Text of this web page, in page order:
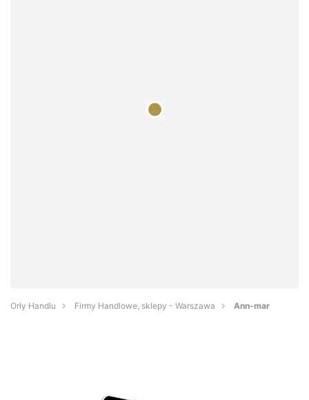
Orły Handlu Firmy Handlowe, sklepy - Warszawa Ann-mar